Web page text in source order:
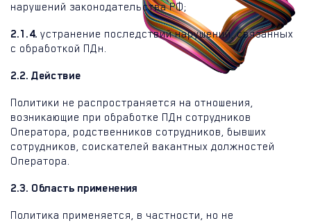
нарушений законодательства РФ;
2.1.4.устранение последствий нарушений, связанных
с обработкой ПДн.
2.2. Действие
Политики не распространяется на отношения,
возникающие при обработке ПДн сотрудников
Оператора, родственников сотрудников, бывших
сотрудников, соискателей вакантных должностей
Оператора.
2.3. Область применения
Политика применяется, в частности, но не